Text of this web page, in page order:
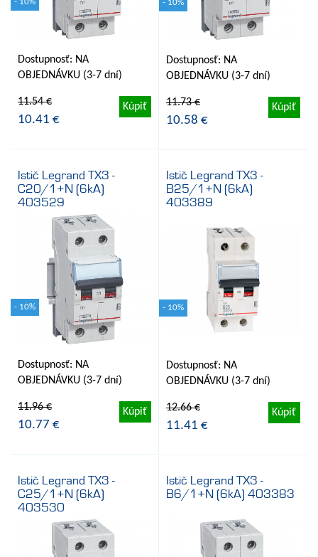
- 10%
Dostupnosť: NA
OBJEDNÁVKU (3-7 dní)
11.54 €
10.41 €
Kúpiť
- 10%
Dostupnosť: NA
OBJEDNÁVKU (3-7 dní)
11.73 €
10.58 €
Kúpiť
Istič Legrand TX3 -
C20/1+N (6kA)
403529
- 10%
Dostupnosť: NA
OBJEDNÁVKU (3-7 dní)
11.96 €
10.77 €
Kúpiť
Istič Legrand TX3 -
B25/1+N (6kA)
403389
- 10%
Dostupnosť: NA
OBJEDNÁVKU (3-7 dní)
12.66 €
11.41 €
Kúpiť
Istič Legrand TX3 -
C25/1+N (6kA)
403530
Istič Legrand TX3 -
B6/1+N (6kA) 403383